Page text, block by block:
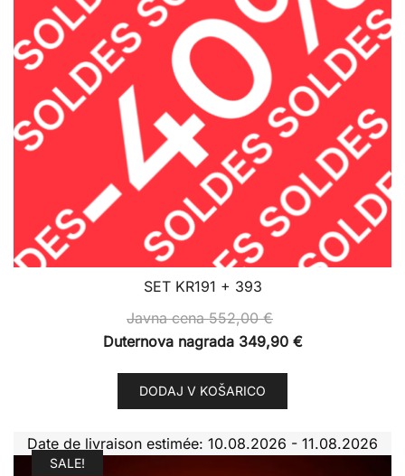
SET KR191 + 393
Javna cena552,00€
Duternova nagrada 349,90 €
DODAJ V KOŠARICO
Date de livraison estimée: 10.08.2026 - 11.08.2026
SALE!